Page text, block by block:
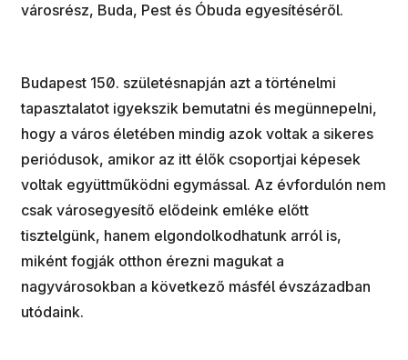
városrész, Buda, Pest és Óbuda egyesítéséről.
Budapest 150. születésnapján azt a történelmi
tapasztalatot igyekszik bemutatni és megünnepelni,
hogy a város életében mindig azok voltak a sikeres
periódusok, amikor az itt élők csoportjai képesek
voltak együttműködni egymással. Az évfordulón nem
csak városegyesítő elődeink emléke előtt
tisztelgünk, hanem elgondolkodhatunk arról is,
miként fogják otthon érezni magukat a
nagyvárosokban a következő másfél évszázadban
utódaink.